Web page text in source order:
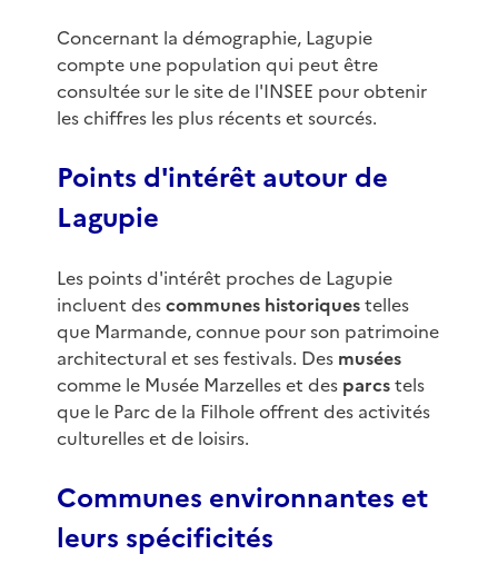
Concernant la démographie, Lagupie
compte une population qui peut être
consultée sur le site de l'INSEE pour obtenir
les chiffres les plus récents et sourcés.
Points d'intérêt autour de
Lagupie
Les points d'intérêt proches de Lagupie
incluent descommunes historiquestelles
que Marmande, connue pour son patrimoine
architectural et ses festivals. Des musées
comme le Musée Marzelles et des parcstels
que le Parc de la Filhole offrent des activités
culturelles et de loisirs.
Communes environnantes et
leurs spécificités